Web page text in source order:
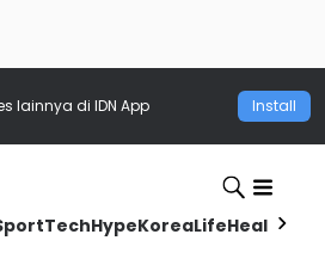
lainnya di IDN App Install
TechHypeKoreaLifeHealth